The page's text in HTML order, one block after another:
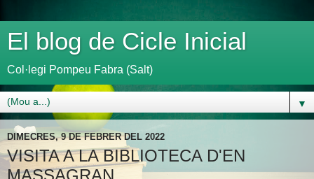
El blog de Cicle Inicial
Col·legi Pompeu Fabra (Salt)
▼
DIMECRES, 9 DE FEBRER DEL 2022
VISITA A LA BIBLIOTECA D'EN
MASSAGRAN